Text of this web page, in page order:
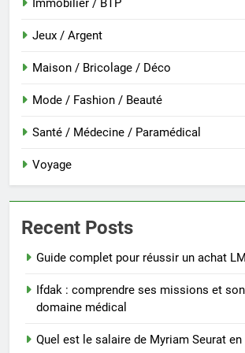
Immobilier / BTP
Jeux / Argent
Maison / Bricolage / Déco
Mode / Fashion / Beauté
Santé / Médecine / Paramédical
Voyage
Recent Posts
Guide complet pour réussir un achat
Ifdak : comprendre ses missions et
domaine médical
Quel est le salaire de Myriam Seurat en